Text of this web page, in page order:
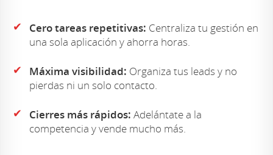
✔ Cero tareas repetitivas: Centraliza tu gestión en
una sola aplicación y ahorra horas.
✔ Máxima visibilidad: Organiza tus leads y no
pierdas ni un solo contacto.
✔ Cierres más rápidos: Adelántate a la
competencia y vende mucho más.